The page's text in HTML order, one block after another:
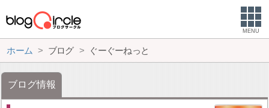
MENU
ホーム ブログ ぐーぐーねっと
ブログ情報